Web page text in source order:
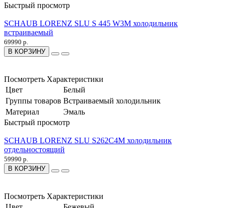
Быстрый просмотр
SCHAUB LORENZ SLU S 445 W3M холодильник
встраиваемый
69990 р.
В КОРЗИНУ
Посмотреть Характеристики
Цвет
Белый
Группы товаров Встраиваемый холодильник
Материал
Эмаль
Быстрый просмотр
SCHAUB LORENZ SLU S262C4M холодильник
отдельностоящий
59990 р.
В КОРЗИНУ
Посмотреть Характеристики